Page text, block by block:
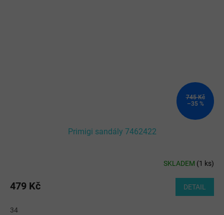
745 Kč
–35 %
Primigi sandály 7462422
SKLADEM (1 ks)
479 Kč DETAIL
34